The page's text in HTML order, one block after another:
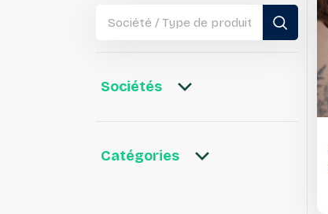
Sociétés
Catégories